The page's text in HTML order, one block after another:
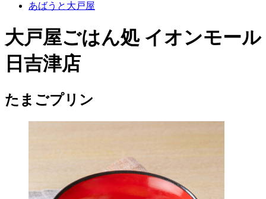
あばうと大戸屋
大戸屋ごはん処 イオンモール
日吉津店
たまごプリン